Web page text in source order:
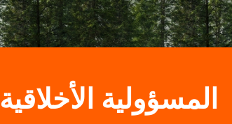
المسؤولية الأخلاقية